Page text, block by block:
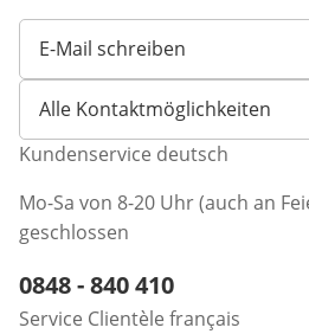
E-Mail schreiben
Öffnet E-Mail-Client
Alle Kontaktmöglichkeiten
Kundenservice deutsch
Mo-Sa von 8-20 Uhr (auch an
geschlossen
Telefonnummer:
0848 - 840 410
Service Clientèle français